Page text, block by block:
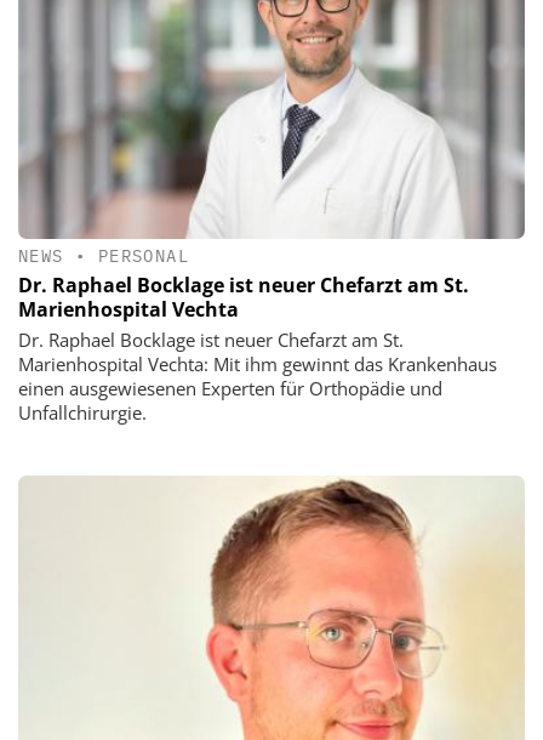
NEWS • PERSONAL
Dr. Raphael Bocklage ist neuer Chefarzt am St.
Marienhospital Vechta
Dr. Raphael Bocklage ist neuer Chefarzt am St.
Marienhospital Vechta: Mit ihm gewinnt das Krankenhaus
einen ausgewiesenen Experten für Orthopädie und
Unfallchirurgie.